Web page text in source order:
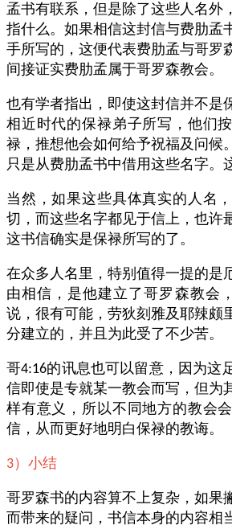
孟书有联系，但是除了这些人名外
指什么。如果相信这封信与费肋孟
手所写的，这便代表费肋孟与哥罗
间接证实费肋孟属于哥罗森教会。
也有学者指出，即使这封信并不是
相近时代的保禄弟子所写，他们
禄，推想他会如何给予祝福及问候
只是从费肋孟书中借用这些名字。
当然，如果这些具体真实的人名
切，而这些名字都见于信上，也许
这书信确实是保禄所写的了。
在众多人名里，特别值得一提的是
由相信，是他建立了哥罗森教会
说，很有可能，劳狄刻雅及耶辣颇
分建立的，并且为此受了不少苦。
哥4:16的讯息也可以留意，因为这
信即使是专就某一教会而写，但为
样有意义，所以不同地方的教会
信，从而更好地明白保禄的教诲。
3）小结
哥罗森书的内容算不上复杂，如果
而带来的疑问，书信本身的内容相